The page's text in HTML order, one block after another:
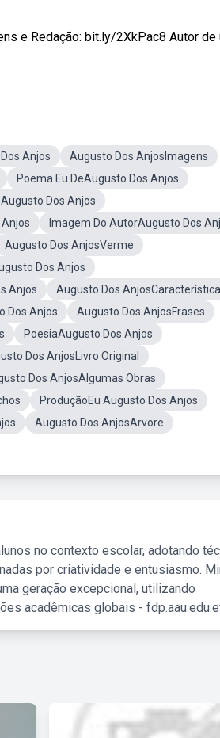
e Redação: bit.ly/2XkPac8 Autor de
Anjos
Augusto Dos AnjosImagens
Poema Eu DeAugusto Dos Anjos
Dos Anjos
Imagem Do AutorAugusto Dos
Augusto Dos AnjosVerme
Dos Anjos
Anjos
Augusto Dos
Dos Anjos
Augusto Dos AnjosFrases
PoesiaAugusto Dos Anjos
Dos AnjosLivro Original
Dos AnjosAlgumas Obras
ProduçãoEu Augusto Dos Anjos
Augusto Dos AnjosArvore
no contexto escolar, adotando
por criatividade e entusiasmo.
geração excepcional, utilizando
acadêmicas globais -